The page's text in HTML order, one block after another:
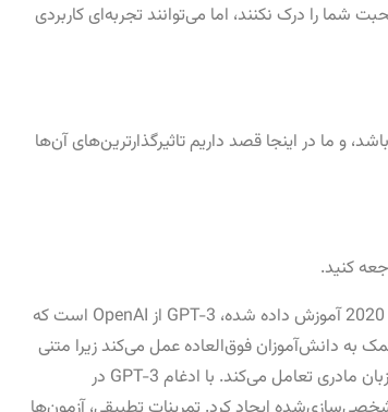
را درک نکنند، اما می‌توانند تجربه‌ای کاربردی
ما در اینجا قصد داریم تاثیرگذارترین‌های آن‌ها
کنید.
مدعی بزرگ‌ترین مدل زبان هوش مصنوعی که تاکنون در سال 2020 آموزش داده شده، GPT-3 از OpenAI است که
این ابزار در کمک به دانش‌آموزان فوق‌العاده عمل می‌کند زیرا متنی
به شکل انسانی تولید می‌کند و با کاربران مانند یک سخنگوی زبان مادری تعامل می‌کند. با ادغام GPT-3 در